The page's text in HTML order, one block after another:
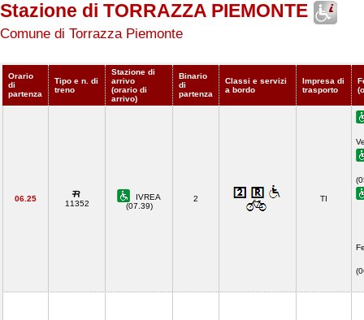
Stazione di TORRAZZA PIEMONTE
Comune di Torrazza Piemonte
Orario
di
partenza
Tipo e n. di
treno
Stazione di
arrivo
(orario di
arrivo)
Binario
di
partenza
Classi e servizi
a bordo
Impresa di
trasporto
06.25
11352
IVREA
(07.39)
2 TI